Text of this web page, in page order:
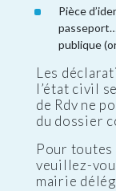
Pièce
publique
Les
l’état civil
de Rdv ne
du dossier
Pour toutes
veuillez-
mairie